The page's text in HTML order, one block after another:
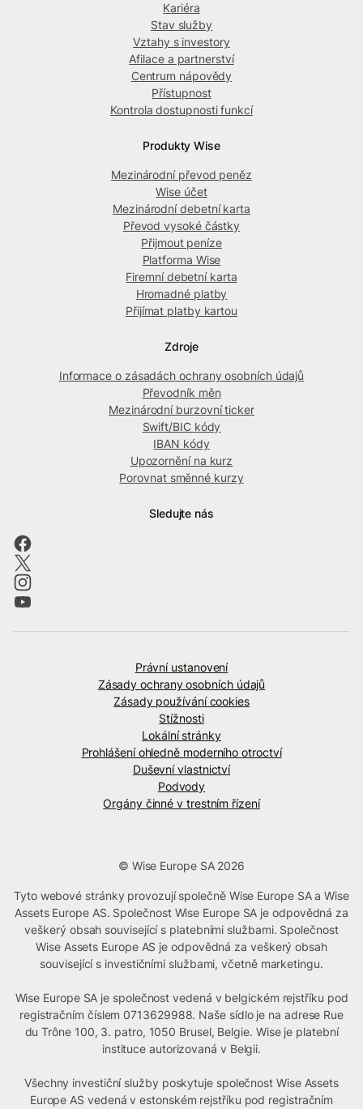
Kariéra
Stav služby
Vztahy s investory
Afilace a partnerství
Centrum nápovědy
Přístupnost
Kontrola dostupnosti funkcí
Produkty Wise
Mezinárodní převod peněz
Wise účet
Mezinárodní debetní karta
Převod vysoké částky
Přijmout peníze
Platforma Wise
Firemní debetní karta
Hromadné platby
Přijímat platby kartou
Zdroje
Informace o zásadách ochrany osobních údajů
Převodník měn
Mezinárodní burzovní ticker
Swift/BIC kódy
IBAN kódy
Upozornění na kurz
Porovnat směnné kurzy
Sledujte nás
Právní ustanovení
Zásady ochrany osobních údajů
Zásady používání cookies
Stížnosti
Lokální stránky
Prohlášení ohledně moderního otroctví
Duševní vlastnictví
Podvody
Orgány činné v trestním řízení
© Wise Europe SA 2026
Tyto webové stránky provozují společně Wise Europe SA a Wise
Assets Europe AS. Společnost Wise Europe SA je odpovědná za
veškerý obsah související s platebními službami. Společnost
Wise Assets Europe AS je odpovědná za veškerý obsah
související s investičními službami, včetně marketingu.
Wise Europe SA je společnost vedená v belgickém rejstříku pod
registračním číslem 0713629988. Naše sídlo je na adrese Rue
du Trône 100, 3. patro, 1050 Brusel, Belgie. Wise je platební
instituce autorizovaná v Belgii.
Všechny investiční služby poskytuje společnost Wise Assets
Europe AS vedená v estonském rejstříku pod registračním